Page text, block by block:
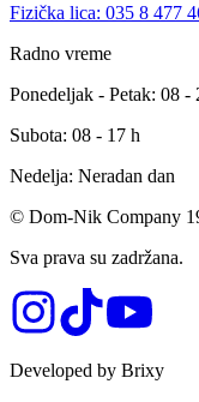
Fizička lica: 035 8 477
Radno vreme
Ponedeljak - Petak: 08 -
Subota: 08 - 17 h
Nedelja: Neradan dan
© Dom-Nik Company
Sva prava su zadržana.
Developed by Brixy